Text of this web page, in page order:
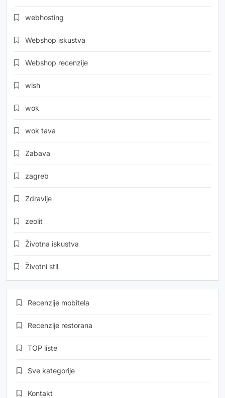
webhosting
Webshop iskustva
Webshop recenzije
wish
wok
wok tava
Zabava
zagreb
Zdravlje
zeolit
Životna iskustva
Životni stil
Recenzije mobitela
Recenzije restorana
TOP liste
Sve kategorije
Kontakt